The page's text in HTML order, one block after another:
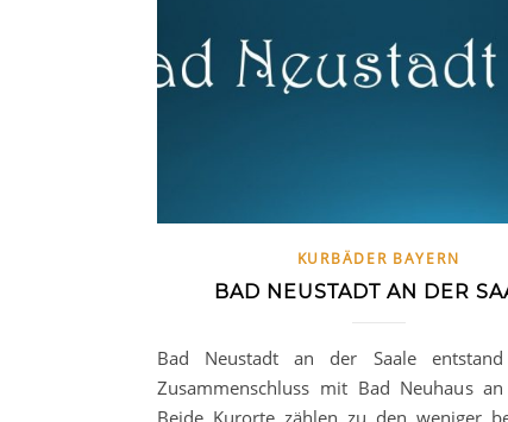
KURBÄDER BAYERN
BAD NEUSTADT AN DER
Bad Neustadt an der Saale
Zusammenschluss mit Bad Neuhaus